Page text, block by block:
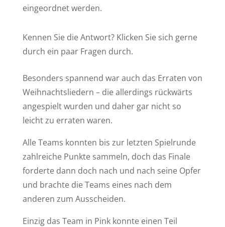
eingeordnet werden.
Kennen Sie die Antwort? Klicken Sie sich gerne
durch ein paar Fragen durch.
Besonders spannend war auch das Erraten von
Weihnachtsliedern – die allerdings rückwärts
angespielt wurden und daher gar nicht so
leicht zu erraten waren.
Alle Teams konnten bis zur letzten Spielrunde
zahlreiche Punkte sammeln, doch das Finale
forderte dann doch nach und nach seine Opfer
und brachte die Teams eines nach dem
anderen zum Ausscheiden.
Einzig das Team in Pink konnte einen Teil